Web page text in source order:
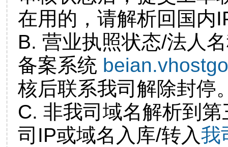
在用的，请解析回国内
B. 营业执照状态/法人
备案系统
核后联系我司解除封停
C. 非我司域名解析到
司IP或域名入库/转入我